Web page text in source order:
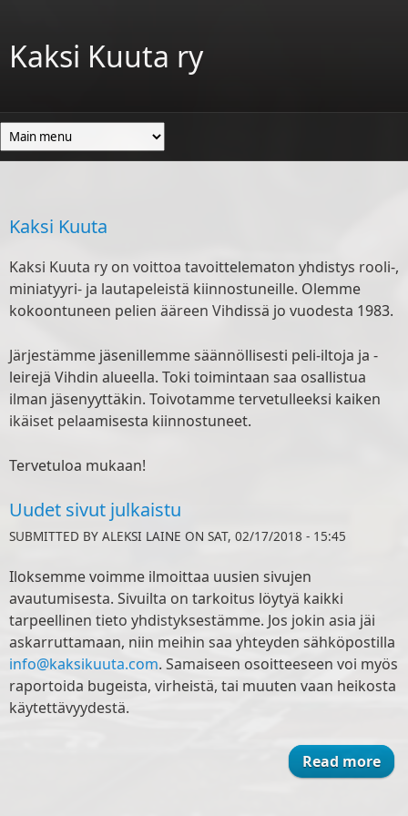
Kaksi Kuuta ry
Kaksi Kuuta
Kaksi Kuuta ry on voittoa tavoittelematon yhdistys rooli-,
miniatyyri- ja lautapeleistä kiinnostuneille. Olemme
kokoontuneen pelien ääreen Vihdissä jo vuodesta 1983.
Järjestämme jäsenillemme säännöllisesti peli-iltoja ja -
leirejä Vihdin alueella. Toki toimintaan saa osallistua
ilman jäsenyyttäkin. Toivotamme tervetulleeksi kaiken
ikäiset pelaamisesta kiinnostuneet.
Tervetuloa mukaan!
Uudet sivut julkaistu
SUBMITTED BY ALEKSI LAINE ON SAT, 02/17/2018 - 15:45
Iloksemme voimme ilmoittaa uusien sivujen
avautumisesta. Sivuilta on tarkoitus löytyä kaikki
tarpeellinen tieto yhdistyksestämme. Jos jokin asia jäi
askarruttamaan, niin meihin saa yhteyden sähköpostilla
info@kaksikuuta.com. Samaiseen osoitteeseen voi myös
raportoida bugeista, virheistä, tai muuten vaan heikosta
käytettävyydestä.
Read more